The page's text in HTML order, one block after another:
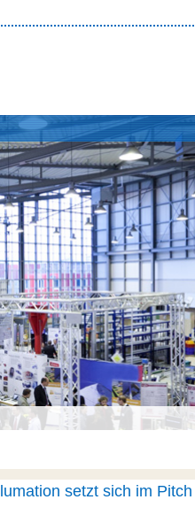
setzt sich im Pitch